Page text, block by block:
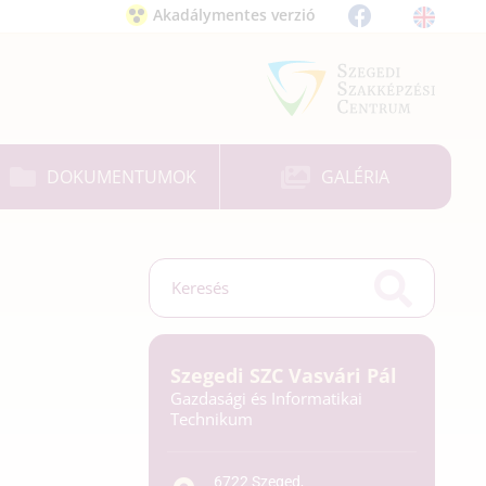
Akadálymentes verzió
DOKUMENTUMOK GALÉRIA
Szegedi SZC Vasvári Pál
Gazdasági és Informatikai
Technikum
6722 Szeged,